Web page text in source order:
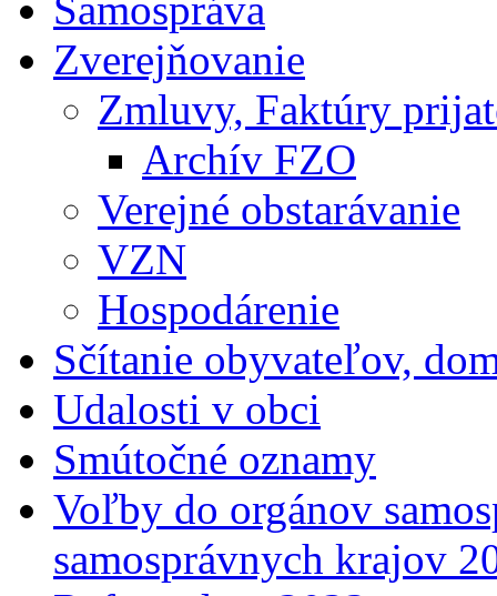
Samospráva
Zverejňovanie
Zmluvy, Faktúry
Archív FZO
Verejné obstarávanie
VZN
Hospodárenie
Sčítanie obyvateľov,
Udalosti v obci
Smútočné oznamy
Voľby do orgánov
samosprávnych krajov